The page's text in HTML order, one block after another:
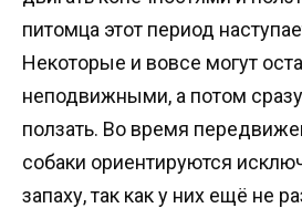
питомца этот период
Некоторые и вовсе могут
неподвижными, а потом
ползать. Во время
собаки ориентируются
запаху, так как у них ещё не